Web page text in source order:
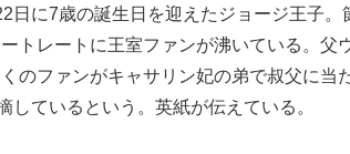
日に7歳の誕生日を迎えたジョージ王子。
トレートに王室ファンが沸いている。
のファンがキャサリン妃の弟で叔父に当
しているという。英紙が伝えている。